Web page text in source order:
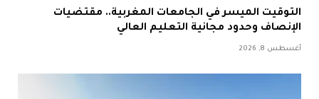
التوقيت الميسر في الجامعات المغربية.. مقتضيات
الإنصاف وحدود مجانية التعليم العالي
أغسطس 8, 2026